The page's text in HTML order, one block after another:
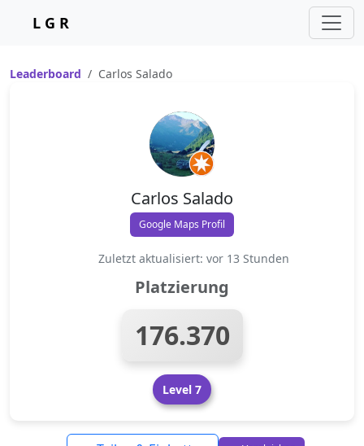
L G R
Leaderboard Carlos Salado
Carlos Salado
Google Maps Profil
Zuletzt aktualisiert: vor 13 Stunden
Platzierung
176.370
Level 7